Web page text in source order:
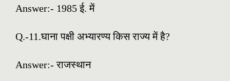
Answer:- 1985 ई. में
Q.-11.घाना पक्षी अभ्यारण्य किस राज्य में है?
Answer:-राजस्थान